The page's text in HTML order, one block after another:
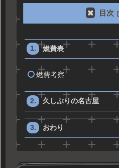
目次
燃費表
燃費考察
久しぶりの名古屋
おわり